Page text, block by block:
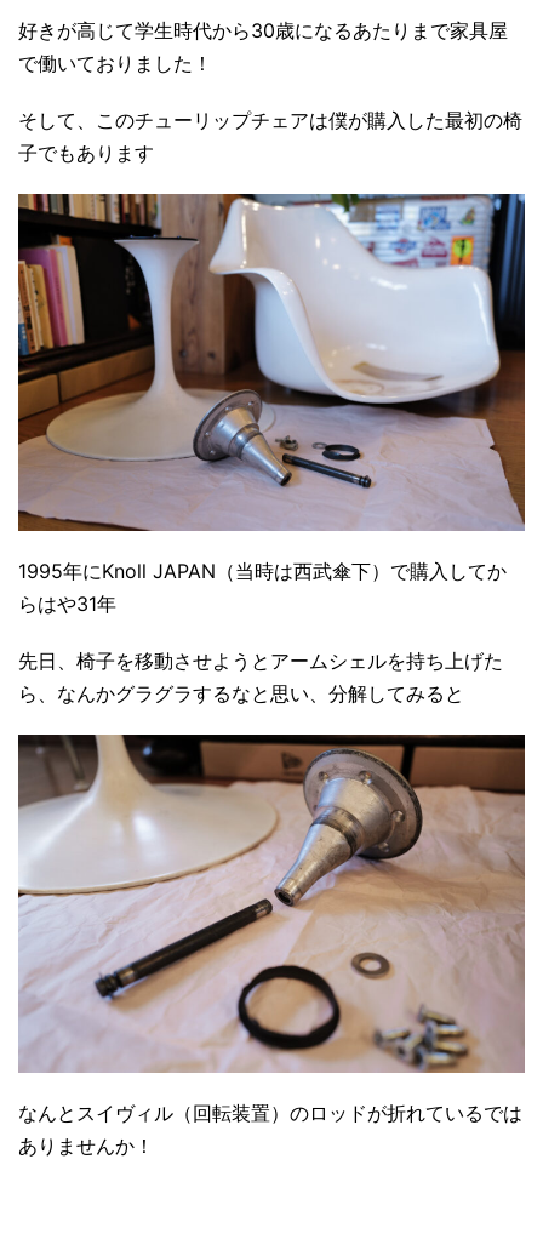
好きが高じて学生時代から30歳になるあたりまで家具屋
で働いておりました！
そして、このチューリップチェアは僕が購入した最初の椅
子でもあります
1995年にKnoll JAPAN（当時は西武傘下）で購入してか
らはや31年
先日、椅子を移動させようとアームシェルを持ち上げた
ら、なんかグラグラするなと思い、分解してみると
なんとスイヴィル（回転装置）のロッドが折れているでは
ありませんか！